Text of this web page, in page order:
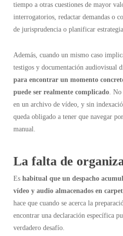
tiempo a otras cuestiones de mayor
interrogatorios, redactar demandas o
de jurisprudencia o planificar
Además, cuando un mismo caso
testigos y documentación audiovisual
para encontrar un momento
puede ser realmente complicado. No
en un archivo de vídeo, y sin
queda obligado a tener que navegar
manual.
La falta de
Es habitual que un despacho
vídeo y audio almacenados en
hace que cuando se acerca la
encontrar una declaración específica
verdadero desafío.